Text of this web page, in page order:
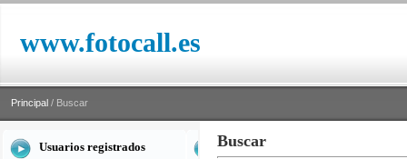
www.fotocall.es
Principal / Buscar
Usuarios registrados Buscar